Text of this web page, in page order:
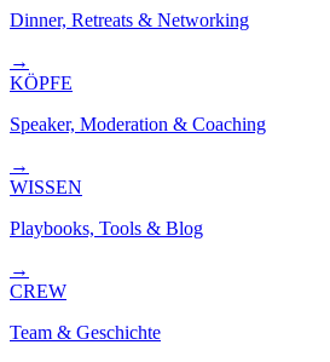
Dinner, Retreats & Networking
→
KÖPFE
Speaker, Moderation & Coaching
→
WISSEN
Playbooks, Tools & Blog
→
CREW
Team & Geschichte